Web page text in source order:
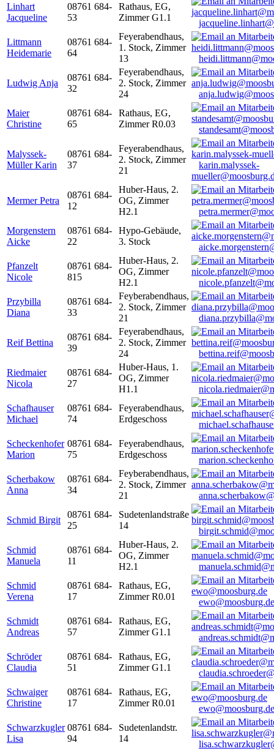
Linhart
Jacqueline
08761 684-
53
Rathaus, EG,
Zimmer G1.1
Littmann
Heidemarie
08761 684-
64
Feyerabendhaus,
1. Stock, Zimmer
13
Ludwig Anja
08761 684-
32
Feyerabendhaus,
2. Stock, Zimmer
24
Maier
Christine
08761 684-
65
Rathaus, EG,
Zimmer R0.03
Malyssek-
Müller Karin
08761 684-
37
Feyerabendhaus,
2. Stock, Zimmer
21
karin.malyssek-
Mermer Petra
08761 684-
12
Huber-Haus, 2.
OG, Zimmer
H2.1
Morgenstern
Aicke
08761 684-
22
Hypo-Gebäude,
3. Stock
Pfanzelt
Nicole
08761 684-
815
Huber-Haus, 2.
OG, Zimmer
H2.1
Przybilla
Diana
08761 684-
33
Feyberabendhaus,
2. Stock, Zimmer
21
Reif Bettina
08761 684-
39
Feyerabendhaus,
2. Stock, Zimmer
24
Riedmaier
Nicola
08761 684-
27
Huber-Haus, 1.
OG, Zimmer
H1.1
Schafhauser
Michael
08761 684-
74
Feyerabendhaus,
Erdgeschoss
Scheckenhofer
Marion
08761 684-
75
Feyerabendhaus,
Erdgeschoss
Scherbakow
Anna
08761 684-
34
Feyberabendhaus,
2. Stock, Zimmer
21
Schmid Birgit
08761 684-
25
Sudetenlandstraße
14
Schmid
Manuela
08761 684-
11
Huber-Haus, 2.
OG, Zimmer
H2.1
Schmid
Verena
08761 684-
17
Rathaus, EG,
Zimmer R0.01
ewo@moosburg.de
Schmidt
Andreas
08761 684-
57
Rathaus, EG,
Zimmer G1.1
Schröder
Claudia
08761 684-
51
Rathaus, EG,
Zimmer G1.1
Schwaiger
Christine
08761 684-
17
Rathaus, EG,
Zimmer R0.01
ewo@moosburg.de
Schwarzkugler
Lisa
08761 684-
94
Sudetenlandstr.
14